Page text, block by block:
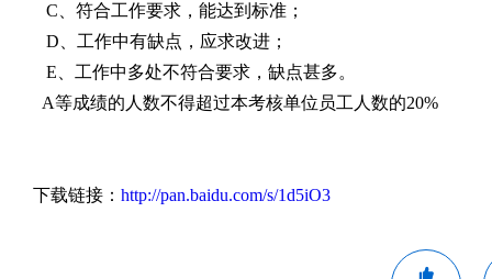
C 、符合工作要求，能达到标准；
D 、工作中有缺点，应求改进；
E 、工作中多处不符合要求，缺点甚多。
A等成绩的人数不得超过本考核单位员工人数的20%
下载链接： http://pan.baidu.com/s/1d5iO3